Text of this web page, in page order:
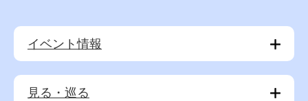
イベント情報
見る・巡る